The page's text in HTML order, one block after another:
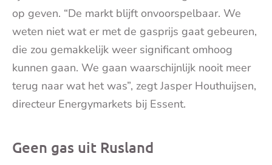
op geven. “De markt blijft onvoorspelbaar. We
weten niet wat er met de gasprijs gaat gebeuren,
die zou gemakkelijk weer significant omhoog
kunnen gaan. We gaan waarschijnlijk nooit meer
terug naar wat het was”, zegt Jasper Houthuijsen,
directeur Energymarkets bij Essent.
Geen gas uit Rusland